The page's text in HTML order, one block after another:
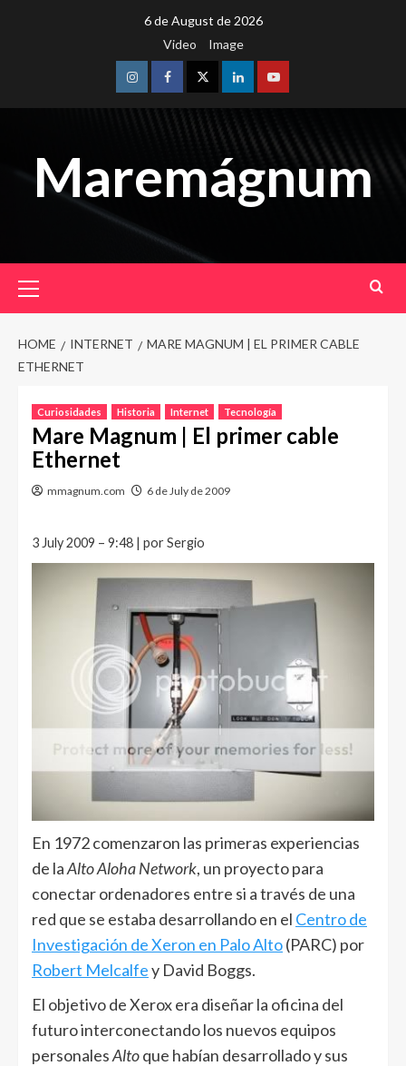
6 de August de 2026
Video
Image
InstagramFacebookTwitterLinkedinYoutube
Maremágnum
Menu
HOME INTERNET
MARE MAGNUM | EL PRIMER CABLE
ETHERNET
Curiosidades Historia Internet Tecnología
Mare Magnum | El primer cable
Ethernet
mmagnum.com 6 de July de 2009
3 July 2009 – 9:48 | por Sergio
En 1972 comenzaron las primeras experiencias
de laAlto Aloha Network, un proyecto para
conectar ordenadores entre si a través de una
red que se estaba desarrollando en el Centro de
Investigación de Xeron en Palo Alto(PARC) por
Robert Melcalfey David Boggs.
El objetivo de Xerox era diseñar la oficina del
futuro interconectando los nuevos equipos
personalesAltoque habían desarrollado y sus